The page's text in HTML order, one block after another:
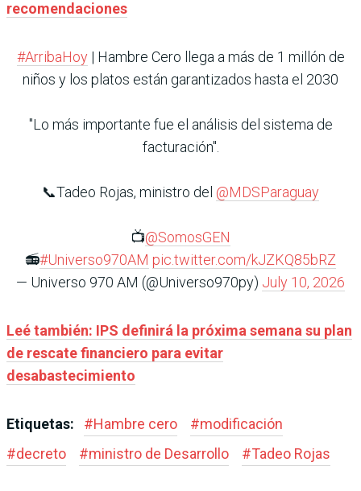
recomendaciones
#ArribaHoy| Hambre Cero llega a más de 1 millón de
niños y los platos están garantizados hasta el 2030
"Lo más importante fue el análisis del sistema de
facturación".
📞Tadeo Rojas, ministro del @MDSParaguay
📺@SomosGEN
📻#Universo970AM pic.twitter.com/kJZKQ85bRZ
— Universo 970 AM (@Universo970py) July 10, 2026
Leé también: IPS definirá la próxima semana su plan
de rescate financiero para evitar
desabastecimiento
Etiquetas: #Hambre cero #modificación
#decreto #ministro de Desarrollo #Tadeo Rojas